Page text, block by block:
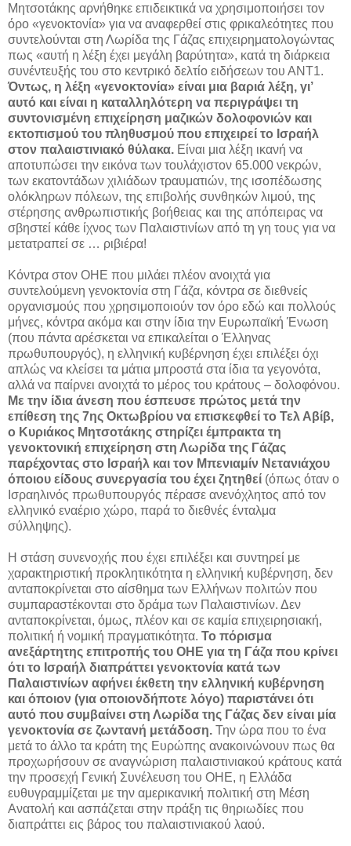
Μητσοτάκης αρνήθηκε επιδεικτικά να χρησιμοποιήσει τον
όρο «γενοκτονία» για να αναφερθεί στις φρικαλεότητες που
συντελούνται στη Λωρίδα της Γάζας επιχειρηματολογώντας
πως «αυτή η λέξη έχει μεγάλη βαρύτητα», κατά τη διάρκεια
συνέντευξής του στο κεντρικό δελτίο ειδήσεων του ΑΝΤ1.
Όντως, η λέξη «γενοκτονία» είναι μια βαριά λέξη, γι’
αυτό και είναι η καταλληλότερη να περιγράψει τη
συντονισμένη επιχείρηση μαζικών δολοφονιών και
εκτοπισμού του πληθυσμού που επιχειρεί το Ισραήλ
στον παλαιστινιακό θύλακα. Είναι μια λέξη ικανή να
αποτυπώσει την εικόνα των τουλάχιστον 65.000 νεκρών,
των εκατοντάδων χιλιάδων τραυματιών, της ισοπέδωσης
ολόκληρων πόλεων, της επιβολής συνθηκών λιμού, της
στέρησης ανθρωπιστικής βοήθειας και της απόπειρας να
σβηστεί κάθε ίχνος των Παλαιστινίων από τη γη τους για να
μετατραπεί σε … ριβιέρα!
Κόντρα στον ΟΗΕ που μιλάει πλέον ανοιχτά για
συντελούμενη γενοκτονία στη Γάζα, κόντρα σε διεθνείς
οργανισμούς που χρησιμοποιούν τον όρο εδώ και πολλούς
μήνες, κόντρα ακόμα και στην ίδια την Ευρωπαϊκή Ένωση
(που πάντα αρέσκεται να επικαλείται ο Έλληνας
πρωθυπουργός), η ελληνική κυβέρνηση έχει επιλέξει όχι
απλώς να κλείσει τα μάτια μπροστά στα ίδια τα γεγονότα,
αλλά να παίρνει ανοιχτά το μέρος του κράτους – δολοφόνου.
Με την ίδια άνεση που έσπευσε πρώτος μετά την
επίθεση της 7ης Οκτωβρίου να επισκεφθεί το Τελ Αβίβ,
ο Κυριάκος Μητσοτάκης στηρίζει έμπρακτα τη
γενοκτονική επιχείρηση στη Λωρίδα της Γάζας
παρέχοντας στο Ισραήλ και τον Μπενιαμίν Νετανιάχου
όποιου είδους συνεργασία του έχει ζητηθεί (όπως όταν ο
Ισραηλινός πρωθυπουργός πέρασε ανενόχλητος από τον
ελληνικό εναέριο χώρο, παρά το διεθνές ένταλμα
σύλληψης).
Η στάση συνενοχής που έχει επιλέξει και συντηρεί με
χαρακτηριστική προκλητικότητα η ελληνική κυβέρνηση, δεν
ανταποκρίνεται στο αίσθημα των Ελλήνων πολιτών που
συμπαραστέκονται στο δράμα των Παλαιστινίων. Δεν
ανταποκρίνεται, όμως, πλέον και σε καμία επιχειρησιακή,
πολιτική ή νομική πραγματικότητα. Το πόρισμα
ανεξάρτητης επιτροπής του ΟΗΕ για τη Γάζα που κρίνει
ότι το Ισραήλ διαπράττει γενοκτονία κατά των
Παλαιστινίων αφήνει έκθετη την ελληνική κυβέρνηση
και όποιον (για οποιονδήποτε λόγο) παριστάνει ότι
αυτό που συμβαίνει στη Λωρίδα της Γάζας δεν είναι μία
γενοκτονία σε ζωντανή μετάδοση. Την ώρα που το ένα
μετά το άλλο τα κράτη της Ευρώπης ανακοινώνουν πως θα
προχωρήσουν σε αναγνώριση παλαιστινιακού κράτους κατά
την προσεχή Γενική Συνέλευση του ΟΗΕ, η Ελλάδα
ευθυγραμμίζεται με την αμερικανική πολιτική στη Μέση
Ανατολή και ασπάζεται στην πράξη τις θηριωδίες που
διαπράττει εις βάρος του παλαιστινιακού λαού.